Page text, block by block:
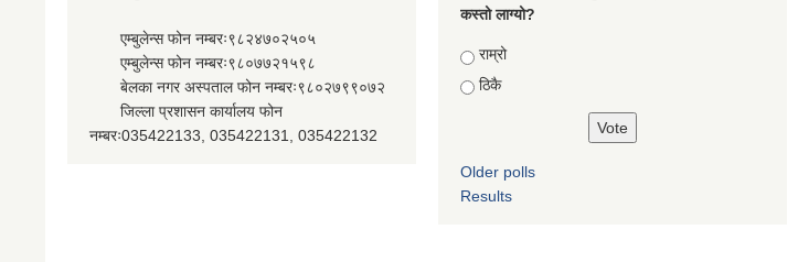
एम्बुलेन्स फोन नम्बरः९८२४७०२५०५
एम्बुलेन्स फोन नम्बरः९८०७७२१५९८
बेलका नगर अस्पताल फोन नम्बरः९८०२७९९०७२
जिल्ला प्रशासन कार्यालय फोन
नम्बरः035422133, 035422131, 035422132
कस्तो लाग्यो?
Choices
राम्रो
ठिकै
Older polls
Results